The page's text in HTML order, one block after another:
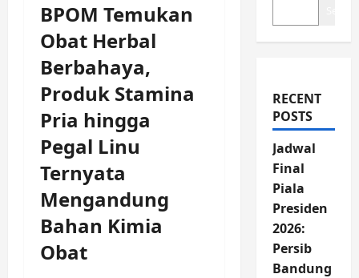
BPOM Temukan
Obat Herbal
Berbahaya,
Produk Stamina
Pria hingga
Pegal Linu
Ternyata
Mengandung
Bahan Kimia
Obat
RECENT
POSTS
Jadwal
Final
Piala
Presiden
2026:
Persib
Bandung